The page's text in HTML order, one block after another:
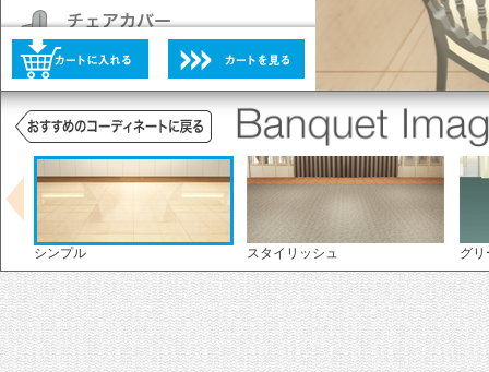
未選択
選択不可
未選択
シンプル スタイリッシュ グ